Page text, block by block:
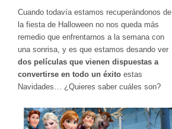
Cuando todavía estamos recuperándonos de
la fiesta de Halloween no nos queda más
remedio que enfrentarnos a la semana con
una sonrisa, y es que estamos desando ver
dos películas que vienen dispuestas a
convertirse en todo un éxito estas
Navidades… ¿Quieres saber cuáles son?